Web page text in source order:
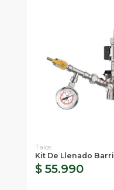
Talos
Kit De Llenado
$ 55.990